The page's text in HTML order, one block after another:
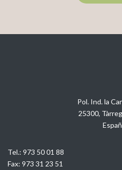
Pol. Ind. la
25300,
Tel.: 973 50 01 88
Fax: 973 31 23 51